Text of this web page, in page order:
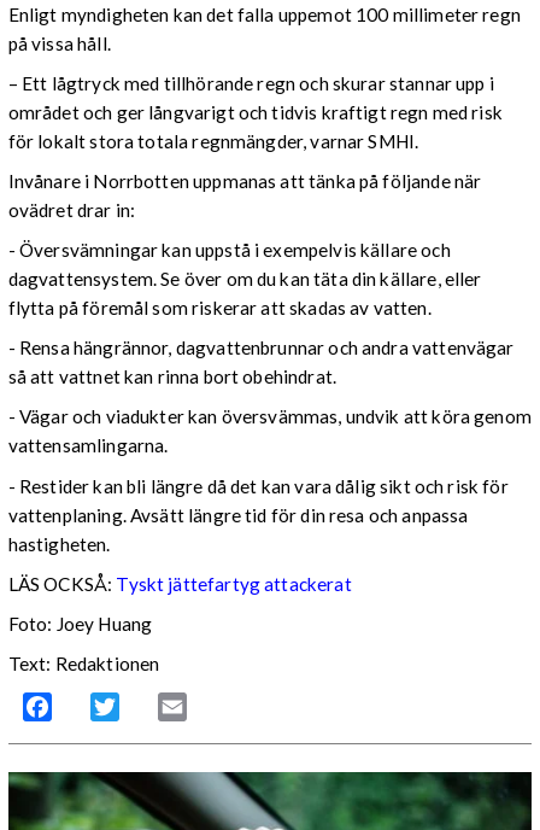
Enligt myndigheten kan det falla uppemot 100 millimeter regn
på vissa håll.
– Ett lågtryck med tillhörande regn och skurar stannar upp i
området och ger långvarigt och tidvis kraftigt regn med risk
för lokalt stora totala regnmängder, varnar SMHI.
Invånare i Norrbotten uppmanas att tänka på följande när
ovädret drar in:
- Översvämningar kan uppstå i exempelvis källare och
dagvattensystem. Se över om du kan täta din källare, eller
flytta på föremål som riskerar att skadas av vatten.
- Rensa hängrännor, dagvattenbrunnar och andra vattenvägar
så att vattnet kan rinna bort obehindrat.
- Vägar och viadukter kan översvämmas, undvik att köra genom
vattensamlingarna.
- Restider kan bli längre då det kan vara dålig sikt och risk för
vattenplaning. Avsätt längre tid för din resa och anpassa
hastigheten.
LÄS OCKSÅ: Tyskt jättefartyg attackerat
Foto: Joey Huang
Text: Redaktionen
Facebook Twitter